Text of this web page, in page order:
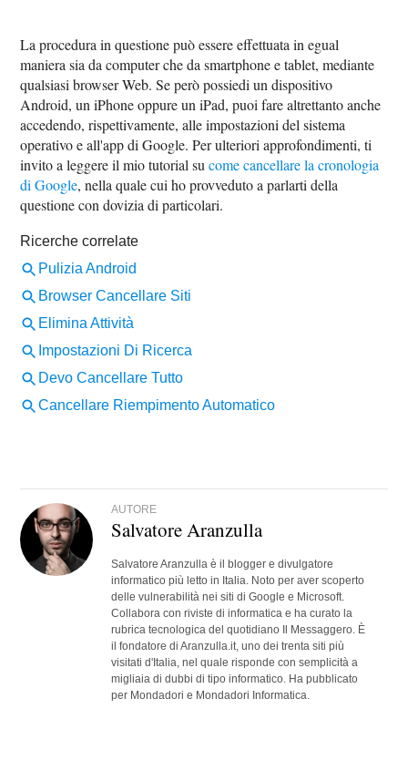
La procedura in questione può essere effettuata in egual
maniera sia da computer che da smartphone e tablet, mediante
qualsiasi browser Web. Se però possiedi un dispositivo
Android, un iPhone oppure un iPad, puoi fare altrettanto anche
accedendo, rispettivamente, alle impostazioni del sistema
operativo e all'app di Google. Per ulteriori approfondimenti, ti
invito a leggere il mio tutorial sucome cancellare la cronologia
di Google, nella quale cui ho provveduto a parlarti della
questione con dovizia di particolari.
AUTORE
Salvatore Aranzulla
Salvatore Aranzulla è il blogger e divulgatore
informatico più letto in Italia. Noto per aver scoperto
delle vulnerabilità nei siti di Google e Microsoft.
Collabora con riviste di informatica e ha curato la
rubrica tecnologica del quotidiano Il Messaggero. È
il fondatore di Aranzulla.it, uno dei trenta siti più
visitati d'Italia, nel quale risponde con semplicità a
migliaia di dubbi di tipo informatico. Ha pubblicato
per Mondadori e Mondadori Informatica.